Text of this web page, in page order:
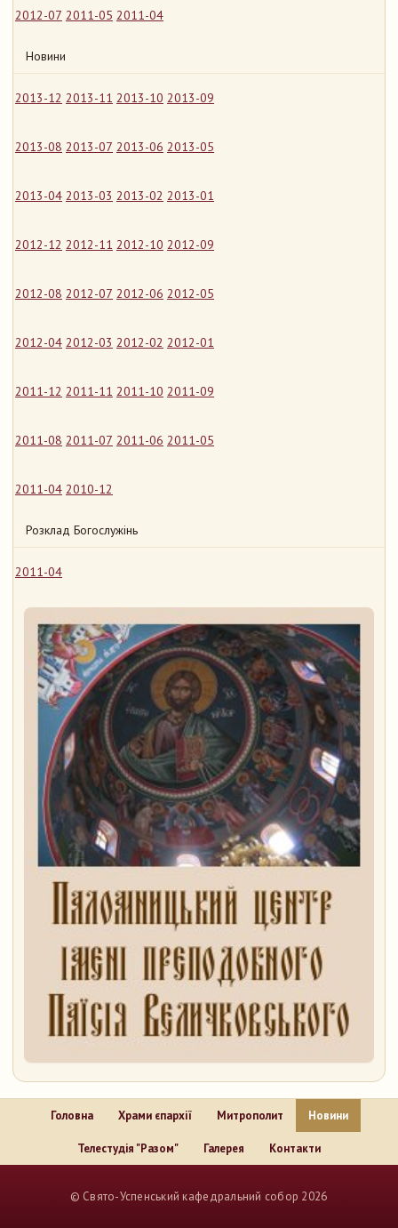
2012-07 2011-05 2011-04
Новини
2013-12 2013-11 2013-10 2013-09
2013-08 2013-07 2013-06 2013-05
2013-04 2013-03 2013-02 2013-01
2012-12 2012-11 2012-10 2012-09
2012-08 2012-07 2012-06 2012-05
2012-04 2012-03 2012-02 2012-01
2011-12 2011-11 2011-10 2011-09
2011-08 2011-07 2011-06 2011-05
2011-04 2010-12
Розклад Богослужінь
2011-04
Головна Храми єпархії Митрополит Новини
Телестудія "Разом" Галерея Контакти
© Свято-Успенський кафедральний собор 2026